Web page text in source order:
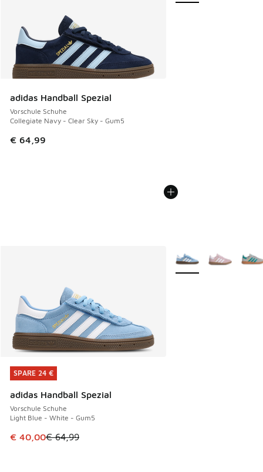
adidas Handball Spezial
Vorschule Schuhe
Collegiate Navy - Clear Sky - Gum5
€ 64,99
SPARE 24 €
adidas Handball Spezial
Vorschule Schuhe
Light Blue - White - Gum5
Dieser Artikel ist im Sale. Der Preis ist von € 64,99 auf €
€ 40,00€ 64,99
SPARE 24 €
Weitere Farben